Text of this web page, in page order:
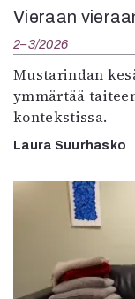
Vieraan
2–3/2026
Mustarindan
ymmärtää
kontekstissa.
Laura Suurhasko